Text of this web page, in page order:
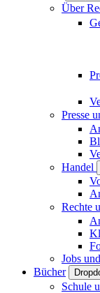
Über
Presse
Handel
Rechte
Jobs
Bücher
Schule